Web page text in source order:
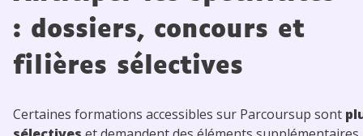
: dossiers, concours et
filières sélectives
Certaines formations accessibles sur Parcoursup sont